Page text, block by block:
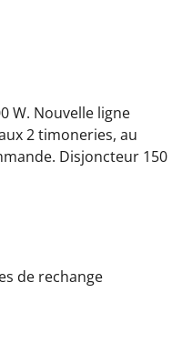
W. Nouvelle ligne
2 timoneries, au
Disjoncteur 150
de rechange